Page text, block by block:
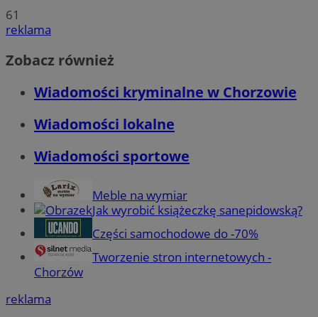
61
reklama
Zobacz również
Wiadomości kryminalne w Chorzowie
Wiadomości lokalne
Wiadomości sportowe
Meble na wymiar
Jak wyrobić książeczkę sanepidowską?
Części samochodowe do -70%
Tworzenie stron internetowych -
Chorzów
reklama